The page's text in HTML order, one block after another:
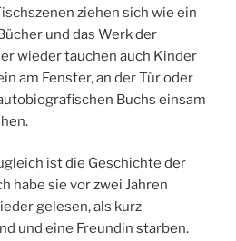
ziehen sich wie ein
und das Werk der
wieder tauchen auch Kinder
am Fenster, an der Tür oder
Buchs einsam
ist die Geschichte der
habe sie vor zwei Jahren
gelesen, als kurz
und eine Freundin starben.